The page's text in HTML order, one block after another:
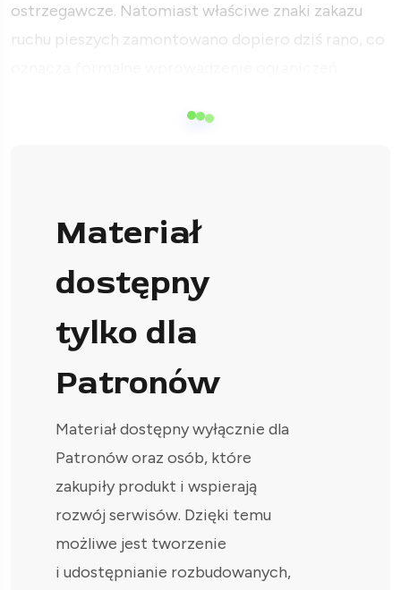
ostrzegawcze. Natomiast właściwe znaki zakazu
ruchu pieszych zamontowano dopiero dziś rano, co
Materiał
dostępny
tylko dla
Patronów
Materiał dostępny wyłącznie dla
Patronów oraz osób, które
zakupiły produkt i wspierają
rozwój serwisów. Dzięki temu
możliwe jest tworzenie
i udostępnianie rozbudowanych,